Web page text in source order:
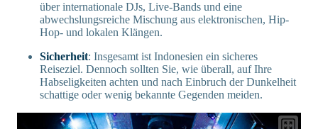
über internationale DJs, Live-Bands und eine
abwechslungsreiche Mischung aus elektronischen, Hip-
Hop- und lokalen Klängen.
Sicherheit: Insgesamt ist Indonesien ein sicheres
Reiseziel. Dennoch sollten Sie, wie überall, auf Ihre
Habseligkeiten achten und nach Einbruch der Dunkelheit
schattige oder wenig bekannte Gegenden meiden.